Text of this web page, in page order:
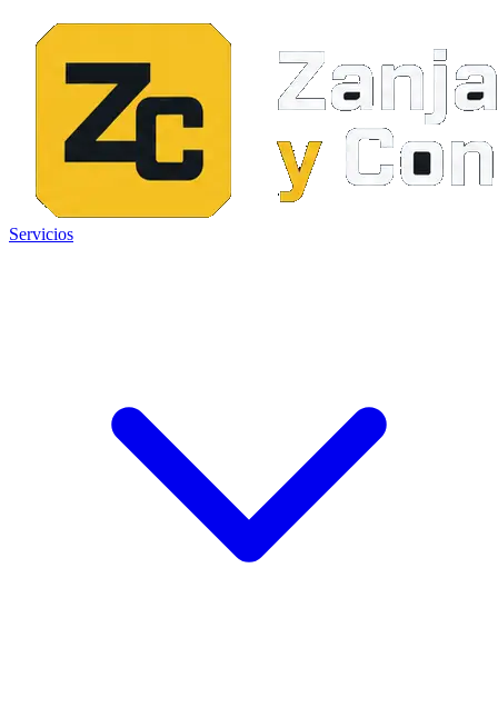
Servicios